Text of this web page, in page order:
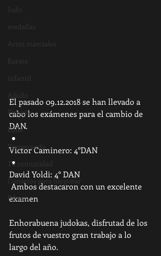
Judo
medallas
Artes marciales
Karate
infantil
Aikido
Fitness
Baile
Empezando
Tu comunidad
Consejos para bloguear
Pilates
El pasado 09.12.2018 se han llevado a
cabo los exámenes para el cambio de
DAN.
Victor Caminero: 4°DAN
David Yoldi: 4° DAN
Ambos destacaron con un excelente
examen
Enhorabuena judokas, disfrutad de los
frutos de vuestro gran trabajo a lo
largo del año.